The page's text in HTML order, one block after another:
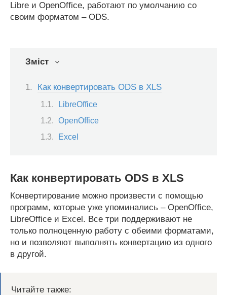
Libre и OpenOffice, работают по умолчанию со
своим форматом – ODS.
Зміст
Как конвертировать ODS в XLS
LibreOffice
OpenOffice
Excel
Как конвертировать ODS в XLS
Конвертирование можно произвести с помощью
программ, которые уже упоминались – OpenOffice,
LibreOffice и Excel. Все три поддерживают не
только полноценную работу с обеими форматами,
но и позволяют выполнять конвертацию из одного
в другой.
Читайте также: